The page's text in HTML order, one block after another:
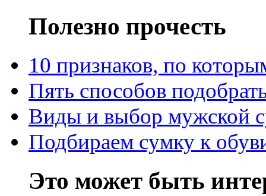
Полезно прочесть
10 признаков, по
Пять способов
Виды и выбор мужской
Подбираем сумку к
Это может быть